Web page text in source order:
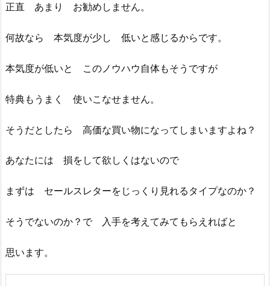
正直 あまり お勧めしません。
何故なら 本気度が少し 低いと感じるからです。
本気度が低いと このノウハウ自体もそうですが
特典もうまく 使いこなせません。
そうだとしたら 高価な買い物になってしまいますよね？
あなたには 損をして欲しくはないので
まずは セールスレターをじっくり見れるタイプなのか？
そうでないのか？で 入手を考えてみてもらえればと
思います。